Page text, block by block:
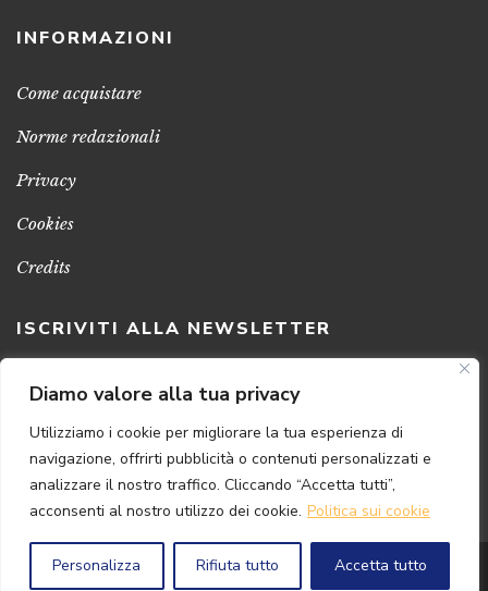
Diamo valore alla tua privacy
Utilizziamo i cookie per migliorare la tua esperienza di
navigazione, offrirti pubblicità o contenuti personalizzati e
analizzare il nostro traffico. Cliccando “Accetta tutti”,
acconsenti al nostro utilizzo dei cookie. Politica sui cookie
Personalizza Rifiuta tutto Accetta tutto
INFORMAZIONI
Come acquistare
Norme redazionali
Privacy
Cookies
Credits
ISCRIVITI ALLA NEWSLETTER
Clicca sul pulsante per ricevere le nostre ultime novità,
notizie e promozioni
ISCRIVITI ADESSO
© 2024 FlorenceArtEdizioni | P.IVA 04813630482